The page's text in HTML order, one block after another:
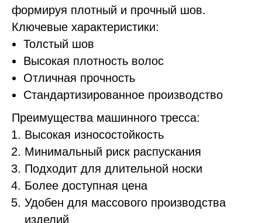
формируя плотный и прочный шов.
Ключевые характеристики:
Толстый шов
Высокая плотность волос
Отличная прочность
Стандартизированное производство
Преимущества машинного тресса:
Высокая износостойкость
Минимальный риск распускания
Подходит для длительной носки
Более доступная цена
Удобен для массового производства
изделий